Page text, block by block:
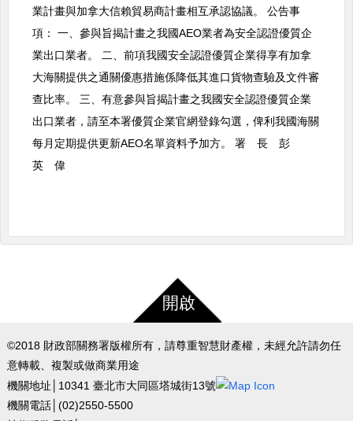
業計畫與加拿大信賴貿易商計畫相互承認協議。 公告事
項： 一、參與旨揭計畫之我國AEO業者為安全認證優質企
業出口業者。 二、前項我國安全認證優質企業得享有加拿
大海關提供之通關優惠措施係降低其進口貨物查驗及文件審
查比率。 三、有意參與旨揭計畫之我國安全認證優質企業
出口業者，請至本署優質企業官網登錄勾選，俾利我國海關
每月定期提供更新AEO名單資料予加方。 署 長 彭
英 偉
開啟
©2018 財政部關務署版權所有，請尊重智慧財產權，未經允許請勿任
意轉載、複製或做商業用途
機關地址│10341 臺北市大同區塔城街13號
機關電話│(02)2550-5500